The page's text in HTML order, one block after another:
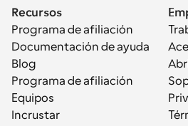
Recursos
Programa de afiliación
Documentación de ayuda
Blog
Programa de afiliación
Equipos
Incrustar